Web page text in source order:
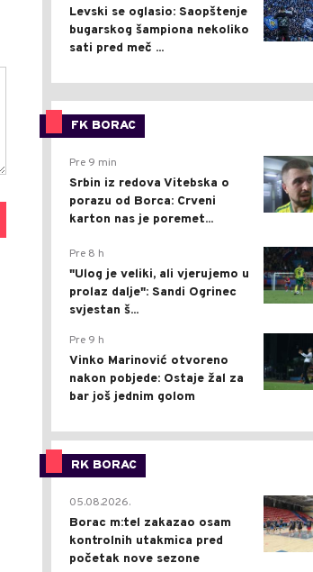
Levski se oglasio: Saopštenje
bugarskog šampiona nekoliko
sati pred meč ...
FK BORAC
Pre 9 min
Srbin iz redova Vitebska o
porazu od Borca: Crveni
karton nas je poremet...
Pre 8 h
"Ulog je veliki, ali vjerujemo u
prolaz dalje": Sandi Ogrinec
svjestan š...
Pre 9 h
Vinko Marinović otvoreno
nakon pobjede: Ostaje žal za
bar još jednim golom
RK BORAC
05.08.2026.
Borac m:tel zakazao osam
kontrolnih utakmica pred
početak nove sezone